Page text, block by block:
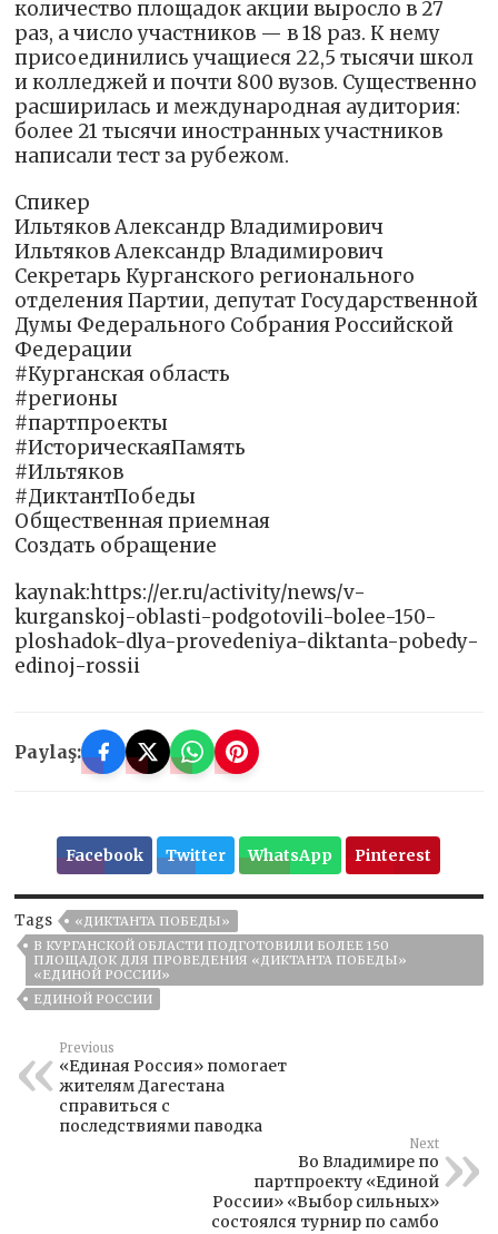
количество площадок акции выросло в 27
раз, а число участников — в 18 раз. К нему
присоединились учащиеся 22,5 тысячи школ
и колледжей и почти 800 вузов. Существенно
расширилась и международная аудитория:
более 21 тысячи иностранных участников
написали тест за рубежом.
Спикер
Ильтяков Александр Владимирович
Ильтяков Александр Владимирович
Секретарь Курганского регионального
отделения Партии, депутат Государственной
Думы Федерального Собрания Российской
Федерации
#Курганская область
#регионы
#партпроекты
#ИсторическаяПамять
#Ильтяков
#ДиктантПобеды
Общественная приемная
Создать обращение
kaynak:https://er.ru/activity/news/v-
kurganskoj-oblasti-podgotovili-bolee-150-
ploshadok-dlya-provedeniya-diktanta-pobedy-
edinoj-rossii
Paylaş:
Facebook Twitter WhatsApp Pinterest
Tags
«ДИКТАНТА ПОБЕДЫ»
В КУРГАНСКОЙ ОБЛАСТИ ПОДГОТОВИЛИ БОЛЕЕ 150
ПЛОЩАДОК ДЛЯ ПРОВЕДЕНИЯ «ДИКТАНТА ПОБЕДЫ»
«ЕДИНОЙ РОССИИ»
ЕДИНОЙ РОССИИ
Previous
«Единая Россия» помогает
жителям Дагестана
справиться с
последствиями паводка
Next
Во Владимире по
партпроекту «Единой
России» «Выбор сильных»
состоялся турнир по самбо